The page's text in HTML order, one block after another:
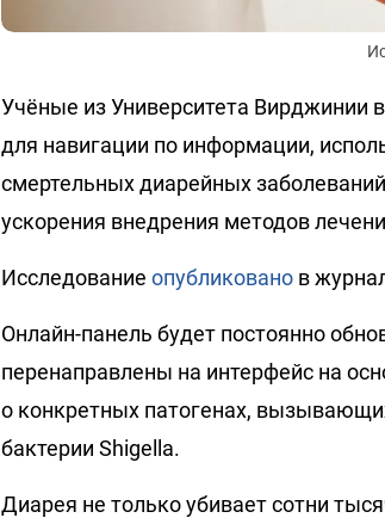
Учёные из Университета Вирджинии
для навигации по информации,
смертельных диарейных
ускорения внедрения методов
Исследование опубликовано в
Онлайн-панель будет постоянно
перенаправлены на интерфейс на
о конкретных патогенах,
бактерии Shigella.
Диарея не только убивает сотни